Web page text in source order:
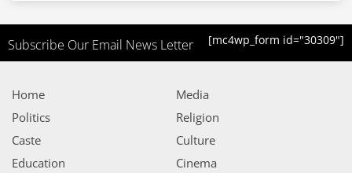
Subscribe Our Email News Letter [mc4wp_form id="30309"]
Home
Politics
Caste
Education
Media
Religion
Culture
Cinema